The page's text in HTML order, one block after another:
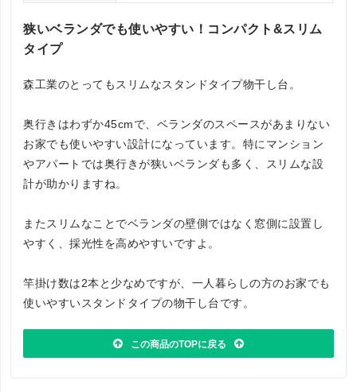
狭いベランダでも使いやすい！コンパクト&スリム
タイプ
森工業のとってもスリムなスタンドタイプ物干し台。
奥行きはわずか45cmで、ベランダのスペースがあまりない
お家でも使いやすい設計になっています。特にマンション
やアパートでは奥行きが狭いベランダも多く、スリムな設
計が助かりますね。
またスリムなことでベランダの壁側ではなく窓側に設置し
やすく、採光性を高めやすいですよ。
竿掛け数は2本と少なめですが、一人暮らしの方のお家でも
使いやすいスタンドタイプの物干し台です。
この商品のTOPに戻る